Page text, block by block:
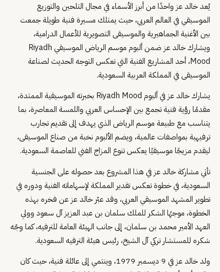
يُعد خالد عز واحدًا من أبرز الأسماء في مجال التلحين والتوزيع
الموسيقي في العالم العربي، حيث يمتلك مسيرة فنية طويلة جمعت
بين الأغنية الجماهيرية والموسيقى التصويرية للأعمال الدرامية،
ويشارك خالد عز ضمن ألبوم موسم الرياض الموسيقي Riyadh
Mood، أحد المشاريع الفنية التي تعكس التوجه الحديث لصناعة
الموسيقى في المملكة العربية السعودية.
يشارك خالد عز في ألبوم Riyadh Mood بخبرته الموسيقية الممتدة،
مقدمًا رؤية فنية تجمع بين الإحساس العربي واللمسة المعاصرة، بما
يتناسب مع طبيعة موسم الرياض الذي يهدف إلى تقديم تجارب
ترفيهية بمواصفات عالمية، ويضم الألبوم نخبة من صناع الموسيقى،
ليقدم مزيجًا موسيقيًا يعكس تنوع المزاج الفني للعاصمة السعودية.
تأتي مشاركة خالد عز في هذا المشروع بعد حصوله على الجنسية
السعودية، في خطوة تعكس تقدير المملكة لإسهاماته الفنية ودوره في
تطوير المشهد الموسيقي العربي، وقد عبّر خالد عز عن فخره بهذه
الخطوة، موجهًا الشكر للملك سلمان بن عبد العزيز آل سعود وولي
العهد الأمير محمد بن سلمان، إلى جانب الهيئة العامة للترفيه، كما وجّه
شكره للمستشار تركي آل الشيخ، رئيس هيئة الترفيه السعودية.
ولد خالد عز في 9 ديسمبر 1979، وينتمي إلى عائلة فنية، حيث كان